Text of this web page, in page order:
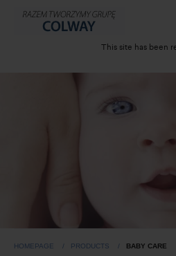
This site has been
HOMEPAGE PRODUCTS BABY CARE